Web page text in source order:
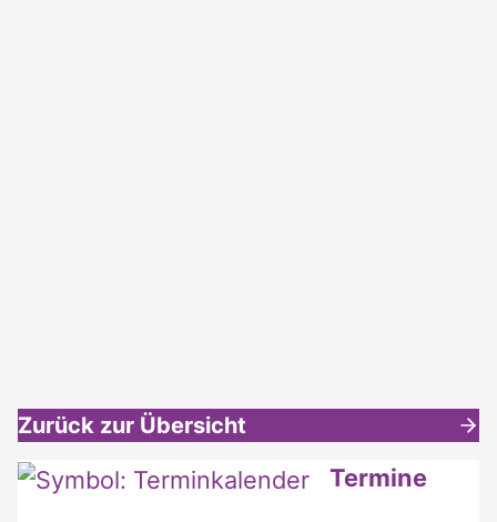
Zurück zur Übersicht
Weitere interessante Inhalte Termine